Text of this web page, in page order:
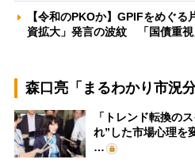
【令和のPKOか】GPIFをめぐ
資拡大」発言の波紋 「国債重
森口亮「まるわかり市況分
「トレンド転換の
れ”した市場心理を
…